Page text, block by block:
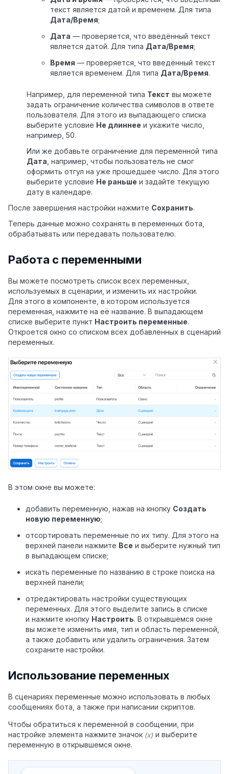
текст является датой и временем. Для типа
Дата/Время;
Дата — проверяется, что введённый текст
является датой. Для типа Дата/Время;
Время — проверяется, что введённый текст
является временем. Для типа Дата/Время.
Например, для переменной типа Текст вы можете
задать ограничение количества символов в ответе
пользователя. Для этого из выпадающего списка
выберите условие Не длиннее и укажите число,
например, 50.
Или же добавьте ограничение для переменной типа
Дата , например, чтобы пользователь не смог
оформить отгул на уже прошедшее число. Для этого
выберите условие Не раньше и задайте текущую
дату в календаре.
После завершения настройки нажмите Сохранить.
Теперь данные можно сохранять в переменных бота,
обрабатывать или передавать пользователю.
Работа с переменными
Вы можете посмотреть список всех переменных,
используемых в сценарии, и изменить их настройки.
Для этого в компоненте, в котором используется
переменная, нажмите на её название. В выпадающем
списке выберите пункт Настроить переменные.
Откроется окно со списком всех добавленных в сценарий
переменных.
В этом окне вы можете:
добавить переменную, нажав на кнопку Создать
новую переменную;
отсортировать переменные по их типу. Для этого на
верхней панели нажмите Все и выберите нужный тип
в выпадающем списке;
искать переменные по названию в строке поиска на
верхней панели;
отредактировать настройки существующих
переменных. Для этого выделите запись в списке
и нажмите кнопку Настроить. В открывшемся окне
вы можете изменить имя, тип и область переменной,
а также добавить или удалить ограничения. Затем
сохраните настройки.
Использование переменных
В сценариях переменные можно использовать в любых
сообщениях бота, а также при написании скриптов.
Чтобы обратиться к переменной в сообщении, при
настройке элемента нажмите значок
и выберите
переменную в открывшемся окне.